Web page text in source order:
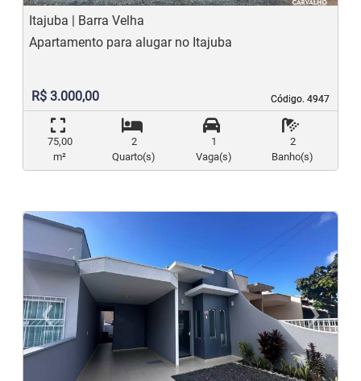
Itajuba | Barra Velha
Código. 4947
Código. 4947
Apartamento para alugar no Itajuba
R$ 3.000,00
75,00
m²
2
Quarto(s)
1
Vaga(s)
2
Banho(s)
‹
Previous
›